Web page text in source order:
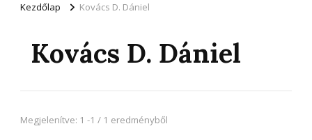
Kezdőlap Kovács D. Dániel
Kovács D. Dániel
Megjelenítve: 1 -1 / 1 eredményből